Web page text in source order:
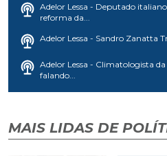
Adelor Lessa - Deputado
reforma da...
Adelor Lessa - Sandro Zanatta
Adelor Lessa - Climatologista
falando...
MAIS LIDAS DE